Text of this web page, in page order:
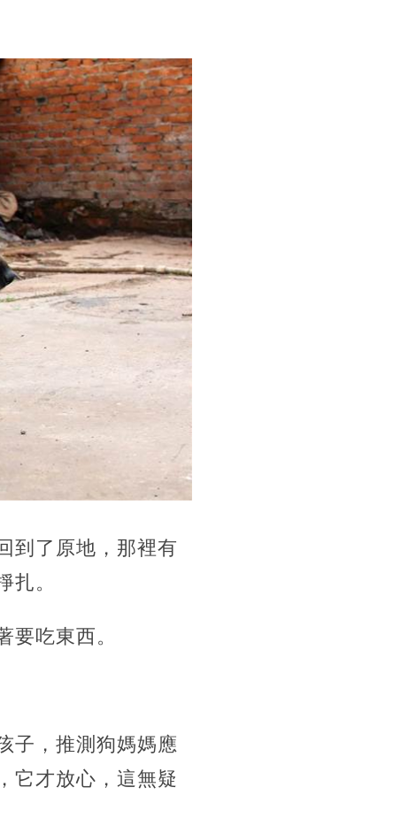
到了原地，那裡有
扎。
吃東西。
子，推測狗媽媽應
它才放心，這無疑